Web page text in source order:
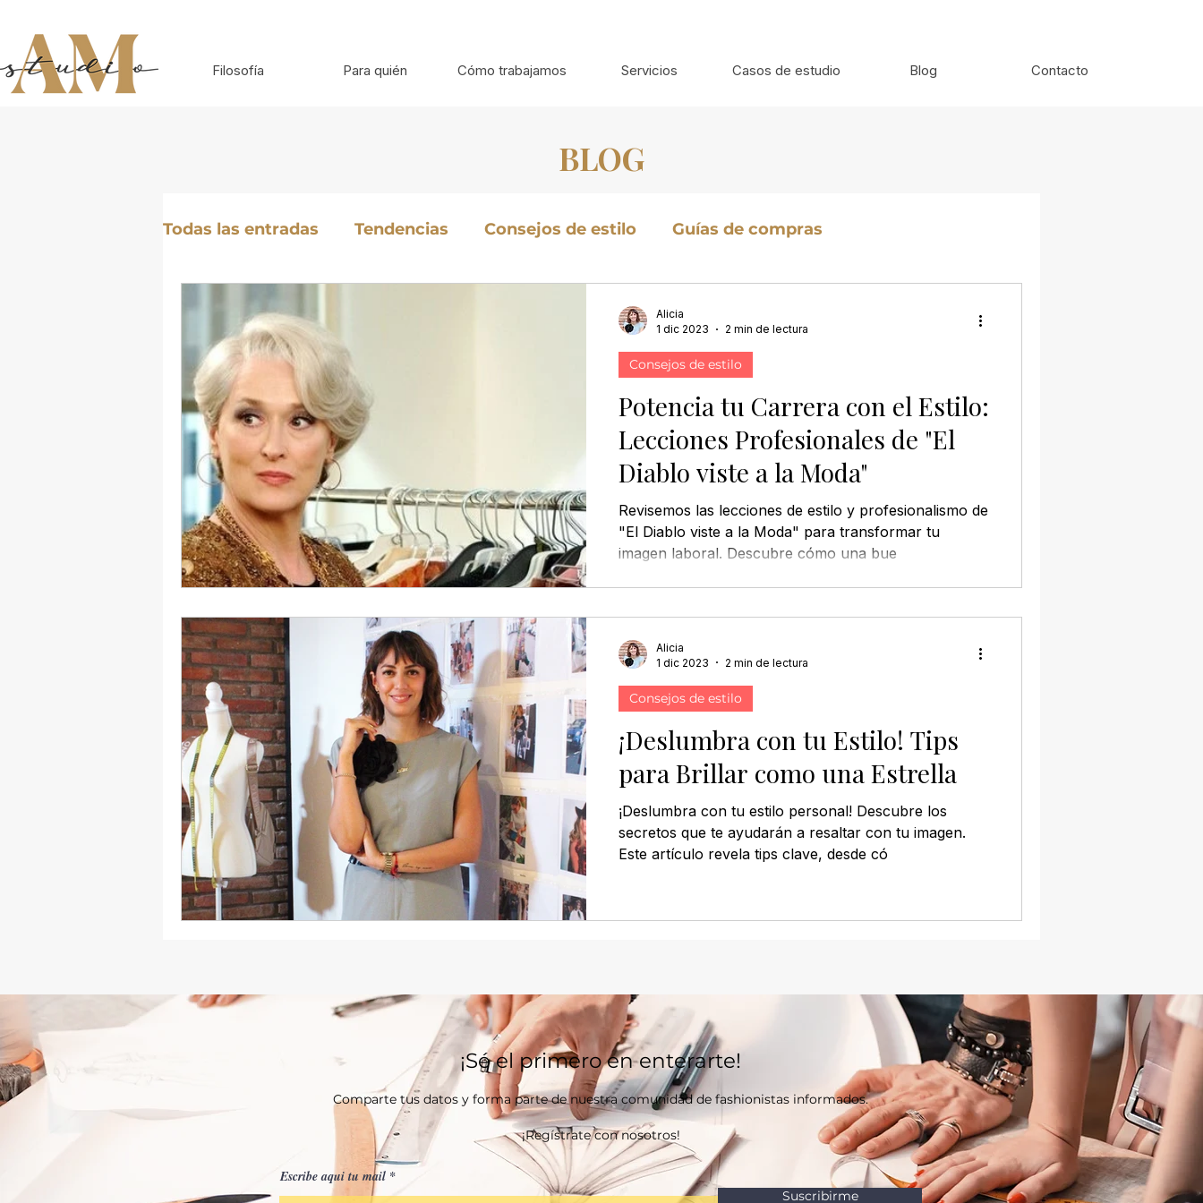
Filosofía Para quién Cómo trabajamos Servicios Casos de estudio Blog Contacto
BLOG
Todas las entradas Tendencias Consejos de estilo Guías de compras
Inspiración para looks
Potencia tu Carrera con el Estilo:
Lecciones Profesionales de "El
Diablo viste a la Moda"
Revisemos las lecciones de estilo y profesionalismo de
"El Diablo viste a la Moda" para transformar tu
imagen laboral. Descubre cómo una bue
Consejos de estilo
Alicia
1 dic 2023
2 min de lectura
¡Deslumbra con tu Estilo! Tips
para Brillar como una Estrella
¡Deslumbra con tu estilo personal! Descubre los
secretos que te ayudarán a resaltar con tu imagen.
Este artículo revela tips clave, desde có
Consejos de estilo
Alicia
1 dic 2023
2 min de lectura
¡Sé el primero en enterarte!
Comparte tus datos y forma parte de nuestra comunidad de fashionistas informados.
¡Regístrate con nosotros!
Escribe aqui tu mail
Suscribirme